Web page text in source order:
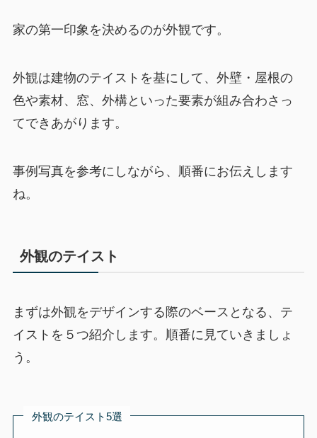
家の第一印象を決めるのが外観です。
外観は建物のテイストを基にして、外壁・屋根の
色や素材、窓、外構といった要素が組み合わさっ
てできあがります。
事例写真を参考にしながら、順番にお伝えします
ね。
外観のテイスト
まずは外観をデザインする際のベースとなる、テ
イストを５つ紹介します。順番に見ていきましょ
う。
外観のテイスト5選